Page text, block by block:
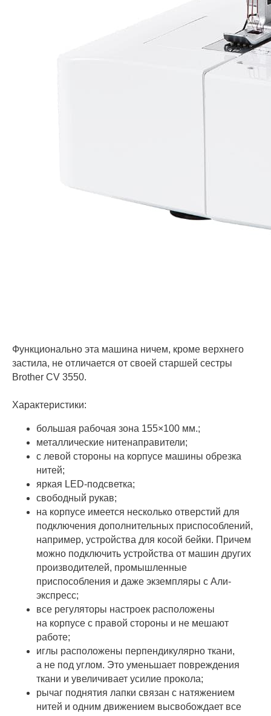
Функционально эта машина ничем, кроме верхнего
застила, не отличается от своей старшей сестры
Brother CV 3550.
Характеристики:
большая рабочая зона 155×100 мм.;
металлические нитенаправители;
с левой стороны на корпусе машины обрезка
нитей;
яркая LED-подсветка;
свободный рукав;
на корпусе имеется несколько отверстий для
подключения дополнительных приспособлений,
например, устройства для косой бейки. Причем
можно подключить устройства от машин других
производителей, промышленные
приспособления и даже экземпляры с Али-
экспресс;
все регуляторы настроек расположены
на корпусе с правой стороны и не мешают
работе;
иглы расположены перпендикулярно ткани,
а не под углом. Это уменьшает повреждения
ткани и увеличивает усилие прокола;
рычаг поднятия лапки связан с натяжением
нитей и одним движением высвобождает все